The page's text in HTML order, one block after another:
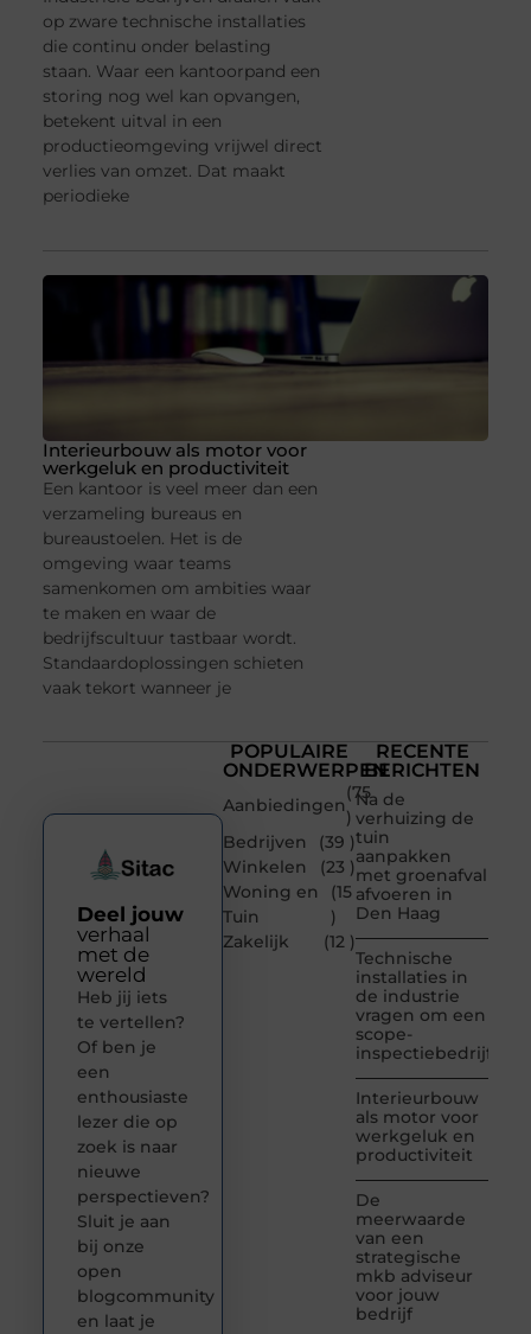
op zware technische installaties
die continu onder belasting
staan. Waar een kantoorpand een
storing nog wel kan opvangen,
betekent uitval in een
productieomgeving vrijwel direct
verlies van omzet. Dat maakt
periodieke
Interieurbouw als motor voor
werkgeluk en productiviteit
Een kantoor is veel meer dan een
verzameling bureaus en
bureaustoelen. Het is de
omgeving waar teams
samenkomen om ambities waar
te maken en waar de
bedrijfscultuur tastbaar wordt.
Standaardoplossingen schieten
vaak tekort wanneer je
POPULAIRE
ONDERWERPEN
Aanbiedingen
(75
)
Bedrijven
(39 )
Winkelen
(23 )
Woning en
Tuin
(15
)
Zakelijk
(12 )
RECENTE
BERICHTEN
Na de
verhuizing de
tuin
aanpakken
met groenafval
afvoeren in
Den Haag
Technische
installaties in
de industrie
vragen om een
scope-
inspectiebedrijf
Interieurbouw
als motor voor
werkgeluk en
productiviteit
De
meerwaarde
van een
strategische
mkb adviseur
voor jouw
bedrijf
Deel jouw
verhaal
met de
wereld
Heb jij iets
te vertellen?
Of ben je
een
enthousiaste
lezer die op
zoek is naar
nieuwe
perspectieven?
Sluit je aan
bij onze
open
blogcommunity
en laat je